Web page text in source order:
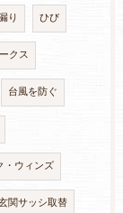
り ひび
クス
台風を防ぐ
・ウィンズ
関サッシ取替